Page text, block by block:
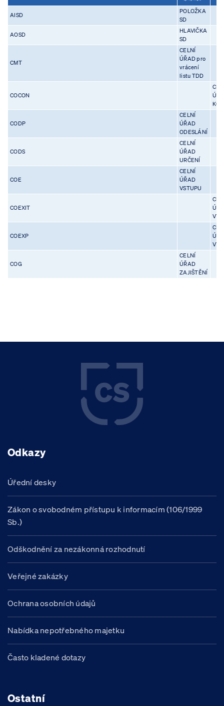
AISD
POLOŽKA
SD
AOSD
HLAVIČKA
SD
CMT
CELNÍ
ÚŘAD pro
vrácení
listu TDD
COCON
CODP
CELNÍ
ÚŘAD
ODESLÁNÍ
CODS
CELNÍ
ÚŘAD
URČENÍ
COE
CELNÍ
ÚŘAD
VSTUPU
COEXIT
COEXP
COG
CELNÍ
ÚŘAD
ZAJIŠTĚNÍ
Odkazy
Úřední desky
Zákon o svobodném přístupu k informacím (106/1999
Sb.)
Odškodnění za nezákonná rozhodnutí
Veřejné zakázky
Ochrana osobních údajů
Nabídka nepotřebného majetku
Často kladené dotazy
Ostatní